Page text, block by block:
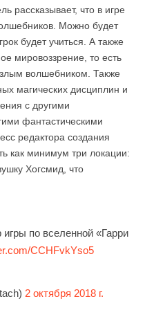
рассказывает, что в игре
Можно будет
будет учиться. А также
мировоззрение, то есть
волшебником. Также
магических дисциплин и
с другими
фантастическими
редактора создания
как минимум три локации:
Хогсмид, что
по вселенной «Гарри
CCHFvkYso5
2 октября 2018 г.